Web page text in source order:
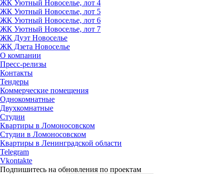
ЖК Уютный Новоселье, лот 4
ЖК Уютный Новоселье, лот 5
ЖК Уютный Новоселье, лот 6
ЖК Уютный Новоселье, лот 7
ЖК Дуэт Новоселье
ЖК Дзета Новоселье
О компании
Пресс-релизы
Контакты
Тендеры
Коммерческие помещения
Однокомнатные
Двухкомнатные
Студии
Квартиры в Ломоносовском
Студии в Ломоносовском
Квартиры в Ленинградской области
Telegram
Vkontakte
Подпишитесь на обновления по проектам